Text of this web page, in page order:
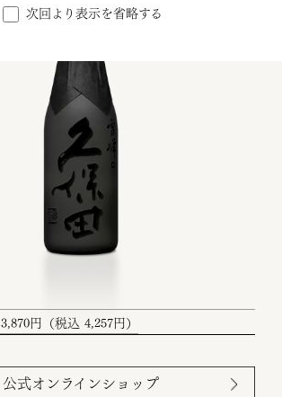
3,870円（税込 4,257円）
公式オンラインショップ
次回より表示を省略する